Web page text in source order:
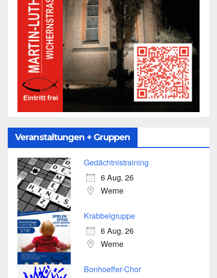
Veranstaltungen + Gruppen
Gedächtnistraining
6 Aug. 26
Werne
Krabbelgruppe
6 Aug. 26
Werne
Bonhoeffer-Chor